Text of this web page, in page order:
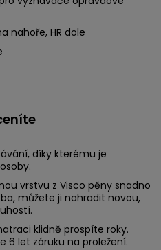
nahoře, HR dole
díky kterému je
vrstvu z Visco pěny snadno
můžete ji nahradit novou,
klidně prospíte roky.
6 let záruku na proležení.